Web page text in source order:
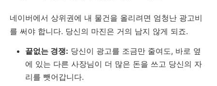
네이버에서 상위권에 내 물건을 올리려면 엄청난 광고비
를 써야 합니다. 당신의 마진은 거의 남지 않게 되죠.
끝없는 경쟁: 당신이 광고를 조금만 줄여도, 바로 옆
에 있는 다른 사장님이 더 많은 돈을 쓰고 당신의 자
리를 뺏어갑니다.